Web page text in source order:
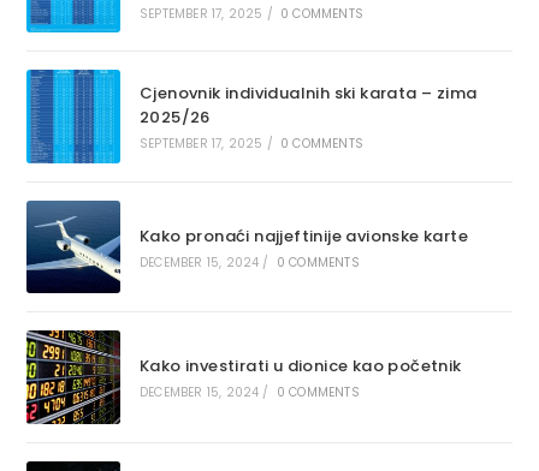
SEPTEMBER 17, 2025 / 0 COMMENTS
Cjenovnik individualnih ski karata – zima
2025/26
SEPTEMBER 17, 2025 / 0 COMMENTS
Kako pronaći najjeftinije avionske karte
DECEMBER 15, 2024 / 0 COMMENTS
Kako investirati u dionice kao početnik
DECEMBER 15, 2024 / 0 COMMENTS